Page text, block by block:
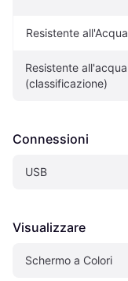
Resistente all'Acqua
Resistente all'acqua
(classificazione)
Connessioni
USB
Visualizzare
Schermo a Colori